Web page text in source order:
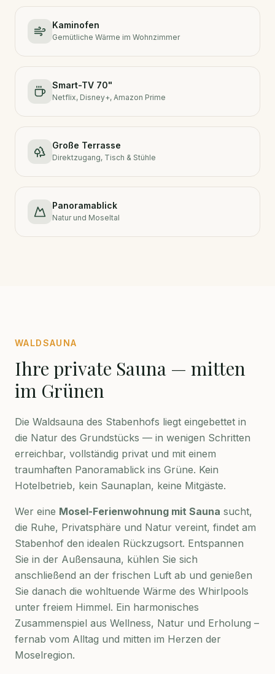
Kaminofen
Gemütliche Wärme im Wohnzimmer
Smart-TV 70"
Netflix, Disney+, Amazon Prime
Große Terrasse
Direktzugang, Tisch & Stühle
Panoramablick
Natur und Moseltal
WALDSAUNA
Ihre private Sauna — mitten
im Grünen
Die Waldsauna des Stabenhofs liegt eingebettet in
die Natur des Grundstücks — in wenigen Schritten
erreichbar, vollständig privat und mit einem
traumhaften Panoramablick ins Grüne. Kein
Hotelbetrieb, kein Saunaplan, keine Mitgäste.
Wer eine Mosel-Ferienwohnung mit Sauna sucht,
die Ruhe, Privatsphäre und Natur vereint, findet am
Stabenhof den idealen Rückzugsort. Entspannen
Sie in der Außensauna, kühlen Sie sich
anschließend an der frischen Luft ab und genießen
Sie danach die wohltuende Wärme des Whirlpools
unter freiem Himmel. Ein harmonisches
Zusammenspiel aus Wellness, Natur und Erholung –
fernab vom Alltag und mitten im Herzen der
Moselregion.